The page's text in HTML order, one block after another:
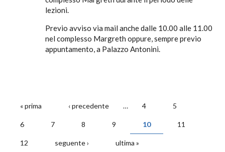
lezioni.
Previo avviso via mail anche dalle 10.00 alle 11.00
nel complesso Margreth oppure, sempre previo
appuntamento, a Palazzo Antonini.
PAGINE
« prima ‹ precedente … 4 5
6 7 8 9 10 11
12 seguente › ultima »